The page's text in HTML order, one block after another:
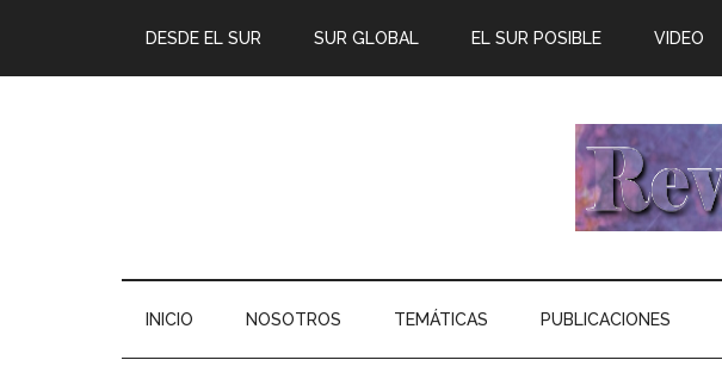
DESDE EL SUR SUR GLOBAL EL SUR POSIBLE VIDEO
INICIO NOSOTROS TEMÁTICAS PUBLICACIONES